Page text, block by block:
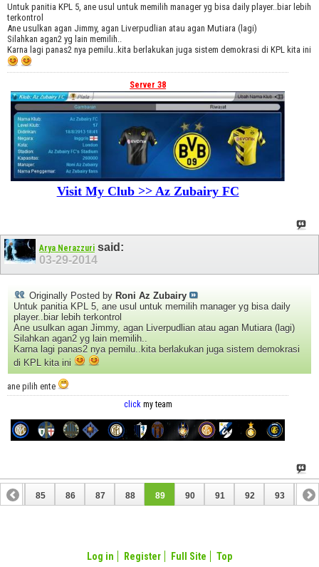
Untuk panitia KPL 5, ane usul untuk memilih manager yg bisa daily player..biar lebih
terkontrol
Ane usulkan agan Jimmy, agan Liverpudlian atau agan Mutiara (lagi)
Silahkan agan2 yg lain memilih..
Karna lagi panas2 nya pemilu..kita berlakukan juga sistem demokrasi di KPL kita ini
Server 38
Visit My Club >> Az Zubairy FC
Arya Nerazzuri said:
03-29-2014
Originally Posted by Roni Az Zubairy
Untuk panitia KPL 5, ane usul untuk memilih manager yg bisa daily
player..biar lebih terkontrol
Ane usulkan agan Jimmy, agan Liverpudlian atau agan Mutiara (lagi)
Silahkan agan2 yg lain memilih..
Karna lagi panas2 nya pemilu..kita berlakukan juga sistem demokrasi
di KPL kita ini
ane pilih ente
click my team
84 85 86 87 88 89 90 91 92 93 94
Log in Register Full Site Top